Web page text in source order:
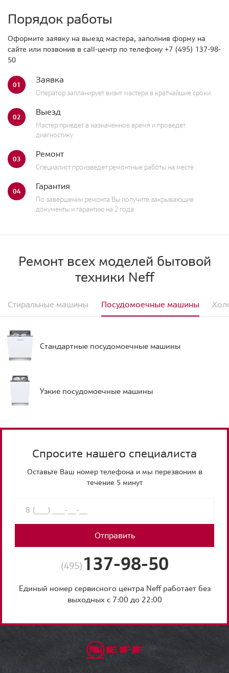
Порядок работы
Оформите заявку на выезд мастера, заполнив форму на
сайте или позвонив в call-центр по телефону +7 (495) 137-98-
50
01 Заявка
Оператор запланирует визит мастера в кратчайшие сроки.
02 Выезд
Мастер приедет в назначенное время и проведет
диагностику
03 Ремонт
Специалист произведет ремонтные работы на месте
04 Гарантия
По завершении ремонта Вы получите закрывающие
документы и гарантию на 2 года
Ремонт всех моделей бытовой
техники Neff
Стиральные машины Посудомоечные машины
Стандартные посудомоечные машины
Узкие посудомоечные машины
Спросите нашего специалиста
Оставьте Ваш номер телефона и мы перезвоним в
течение 5 минут
Отправить
(495) 137-98-50
Единый номер сервисного центра Neff работает без
выходных с 7:00 до 22:00